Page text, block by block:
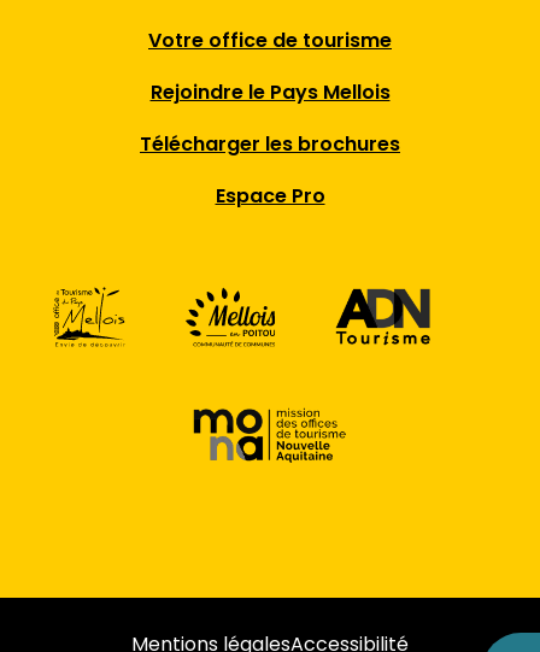
Votre office de tourisme
Rejoindre le Pays Mellois
Télécharger les brochures
Espace Pro
Mentions légalesAccessibilité